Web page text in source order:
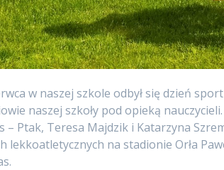
w naszej szkole odbył się dzień
naszej szkoły pod opieką
– Ptak, Teresa Majdzik i Katarzyna
lekkoatletycznych na stadionie Orła